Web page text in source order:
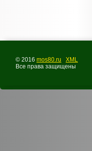
© 2016 mos80.ru
XML
Все права защищены